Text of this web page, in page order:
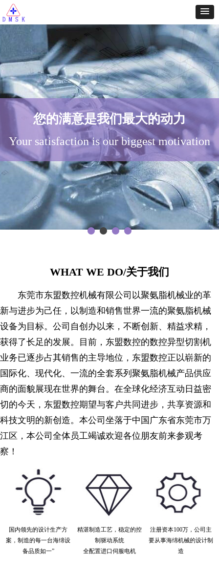
您的满意是我们最大的动力
Your satisfaction is our biggest motivation
WHAT WE DO/关于我们
东莞市东盟数控机械有限公司以聚氨脂机械业的革
新与进步为己任，以制造和销售世界一流的聚氨脂机械
设备为目标。公司自创办以来，不断创新、精益求精，
获得了长足的发展。目前，东盟数控的数控异型切割机
业务已逐步占其销售的主导地位，东盟数控正以崭新的
国际化、现代化、一流的全套系列聚氨脂机械产品供应
商的面貌展现在世界的舞台。在全球化经济互动日益密
切的今天，东盟数控期望与客户共同进步，共享资源和
科技文明的新创造。本公司坐落于中国广东省东莞市万
江区，本公司全体员工竭诚欢迎各位朋友前来参观考
察！
精湛制造工艺，稳定的控
制驱动系统
全配置进口伺服电机
注册资本100万，公司主
要从事海绵机械的设计制
造
国内领先的设计生产方
案，制造的每一台海绵设
备品质如一”